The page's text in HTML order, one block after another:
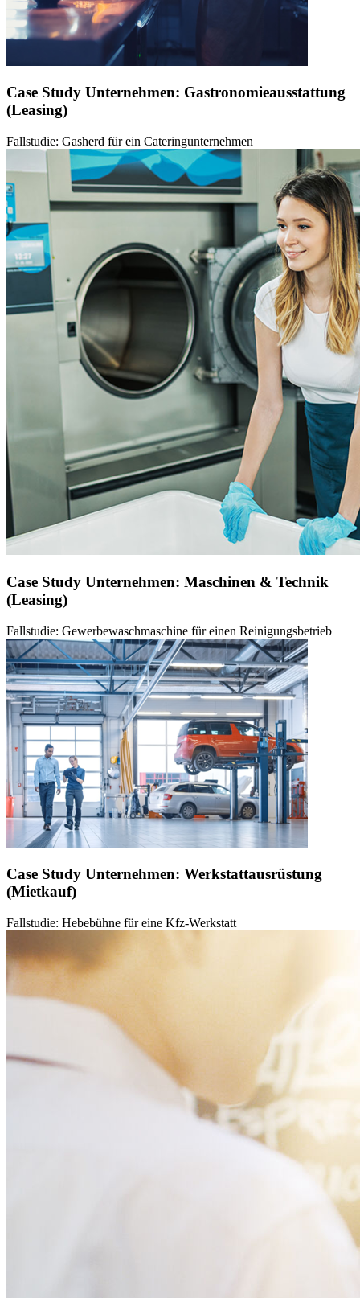
Case Study Unternehmen: Gastronomieausstattung
(Leasing)
Fallstudie: Gasherd für ein Cateringunternehmen
Case Study Unternehmen: Maschinen & Technik
(Leasing)
Fallstudie: Gewerbewaschmaschine für einen Reinigungsbetrieb
Case Study Unternehmen: Werkstattausrüstung
(Mietkauf)
Fallstudie: Hebebühne für eine Kfz-Werkstatt